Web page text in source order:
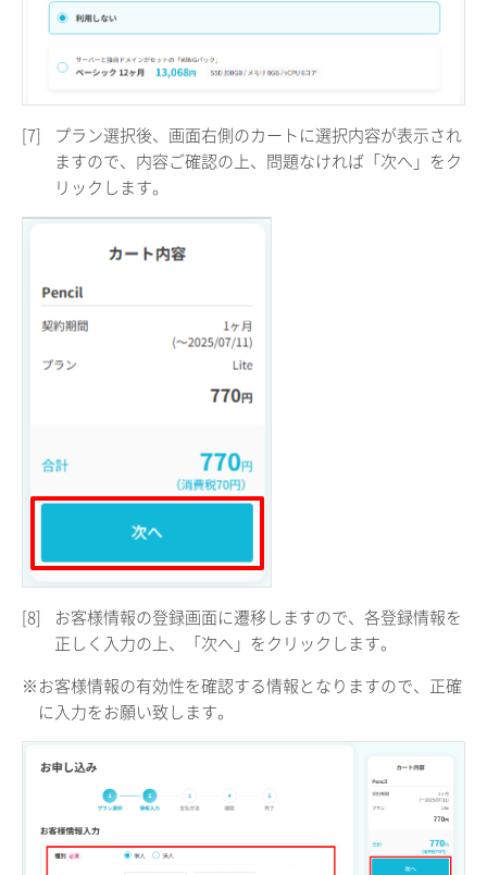
[7]
プラン選択後、画面右側のカートに選択内容が表示され
ますので、内容ご確認の上、問題なければ「次へ」をク
リックします。
[8]
お客様情報の登録画面に遷移しますので、各登録情報を
正しく入力の上、「次へ」をクリックします。
※お客様情報の有効性を確認する情報となりますので、正確
に入力をお願い致します。